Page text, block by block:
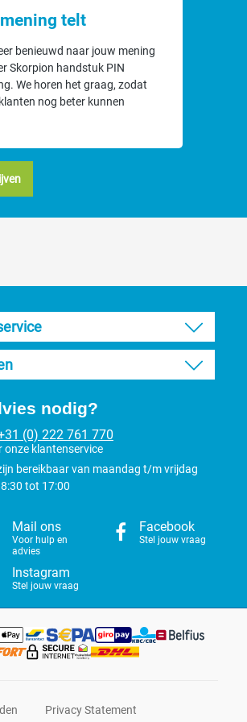
telt
benieuwd naar jouw mening
Skorpion handstuk PIN
We horen het graag, zodat
nog beter kunnen
nodig?
(0) 222 761 770
onze klantenservice
bereikbaar van maandag t/m vrijdag
tot 17:00
Mail ons
Voor hulp en
advies
Facebook
Stel jouw vraag
Instagram
Stel jouw vraag
Privacy Statement